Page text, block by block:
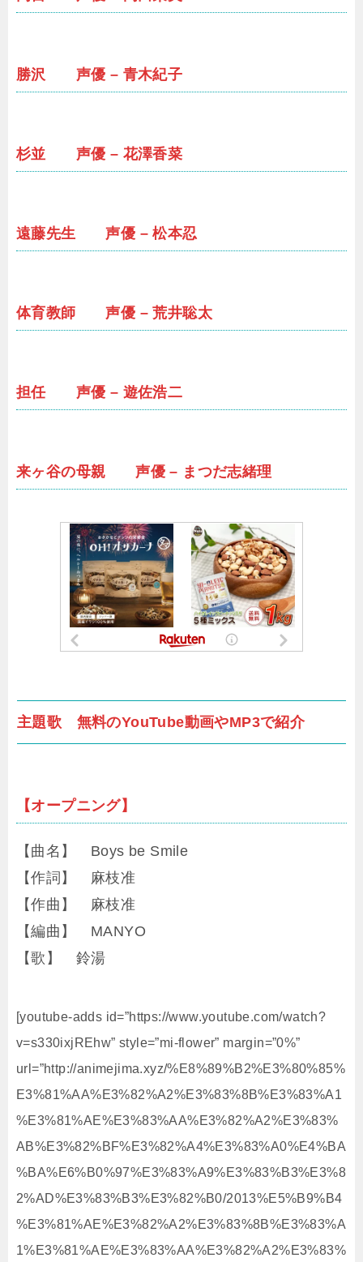
勝沢 声優 – 青木紀子
杉並 声優 – 花澤香菜
遠藤先生 声優 – 松本忍
体育教師 声優 – 荒井聡太
担任 声優 – 遊佐浩二
来ヶ谷の母親 声優 – まつだ志緒理
主題歌 無料のYouTube動画やMP3で紹介
【オープニング】
【曲名】 Boys be Smile
【作詞】 麻枝准
【作曲】 麻枝准
【編曲】 MANYO
【歌】 鈴湯
[youtube-adds id=”https://www.youtube.com/watch?
v=s330ixjREhw” style=”mi-flower” margin=”0%”
url=”http://animejima.xyz/%E8%89%B2%E3%80%85%
E3%81%AA%E3%82%A2%E3%83%8B%E3%83%A1
%E3%81%AE%E3%83%AA%E3%82%A2%E3%83%
AB%E3%82%BF%E3%82%A4%E3%83%A0%E4%BA
%BA%E6%B0%97%E3%83%A9%E3%83%B3%E3%8
2%AD%E3%83%B3%E3%82%B0/2013%E5%B9%B4
%E3%81%AE%E3%82%A2%E3%83%8B%E3%83%A
1%E3%81%AE%E3%83%AA%E3%82%A2%E3%83%